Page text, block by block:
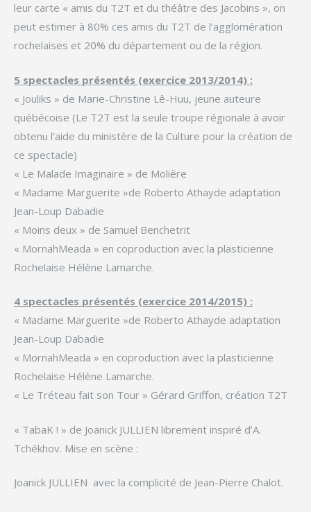
leur carte « amis du T2T et du théâtre des Jacobins », on
peut estimer à 80% ces amis du T2T de l’agglomération
rochelaises et 20% du département ou de la région.
5 spectacles présentés (exercice 2013/2014) :
« Jouliks » de Marie-Christine Lê-Huu, jeune auteure
québécoise (Le T2T est la seule troupe régionale à avoir
obtenu l’aide du ministère de la Culture pour la création de
ce spectacle)
« Le Malade Imaginaire » de Molière
« Madame Marguerite »de Roberto Athayde adaptation
Jean-Loup Dabadie
« Moins deux » de Samuel Benchetrit
« MornahMeada » en coproduction avec la plasticienne
Rochelaise Hélène Lamarche.
4 spectacles présentés (exercice 2014/2015) :
« Madame Marguerite »de Roberto Athayde adaptation
Jean-Loup Dabadie
« MornahMeada » en coproduction avec la plasticienne
Rochelaise Hélène Lamarche.
« Le Tréteau fait son Tour » Gérard Griffon, création T2T
« TabaK ! » de Joanick JULLIEN librement inspiré d’A.
Tchékhov. Mise en scène :
Joanick JULLIEN avec la complicité de Jean-Pierre Chalot.